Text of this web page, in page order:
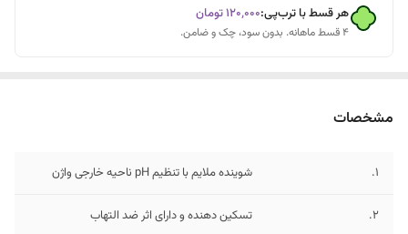
هر قسط با ترب‌پی:۱۲۰٬۰۰۰تومان
۴ قسط ماهانه. بدون سود، چک و ضامن.
مشخصات
1. شوینده ملایم با تنظیم pH ناحیه خارجی واژن
2. تسکین دهنده و دارای اثر ضد التهاب